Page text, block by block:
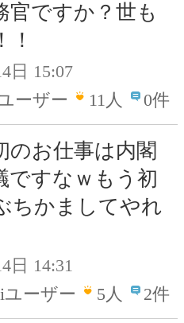
官ですか？世も
日 15:07
ーザー
11人 0件
のお仕事は内閣
ですなｗもう初
ちかましてやれ
日 14:31
ユーザー
5人 2件